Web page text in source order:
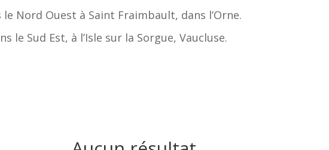
Nord Ouest à Saint Fraimbault, dans l’Orne.
le Sud Est, à l’Isle sur la Sorgue, Vaucluse.